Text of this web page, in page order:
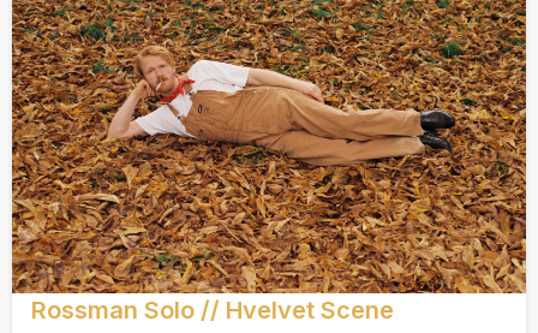
Rossman Solo // Hvelvet Scene